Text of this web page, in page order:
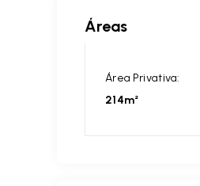
Áreas
Área Privativa:
214m²